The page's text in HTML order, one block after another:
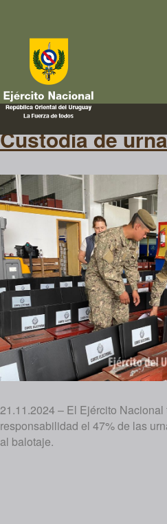
urna
Custodia de
21.11.2024 – El Ejército Nacional
responsabilidad el 47% de las
al balotaje.